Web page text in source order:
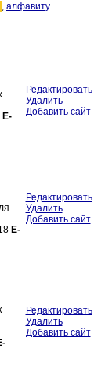
, алфавиту.
E-
Редактировать
Удалить
Добавить сайт
E-
Редактировать
Удалить
Добавить сайт
Редактировать
Удалить
Добавить сайт